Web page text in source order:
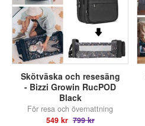
Skötväska och resesäng
- Bizzi Growin RucPOD
Black
För resa och övernattning
549 kr 799 kr